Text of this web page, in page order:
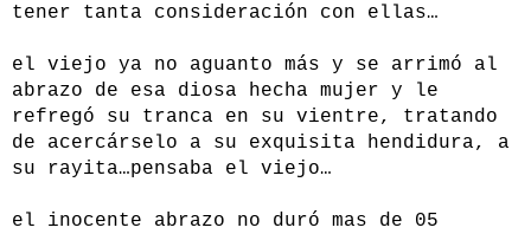
tener tanta consideración con ellas…
el viejo ya no aguanto más y se arrimó al
abrazo de esa diosa hecha mujer y le
refregó su tranca en su vientre, tratando
de acercárselo a su exquisita hendidura, a
su rayita…pensaba el viejo…
el inocente abrazo no duró mas de 05